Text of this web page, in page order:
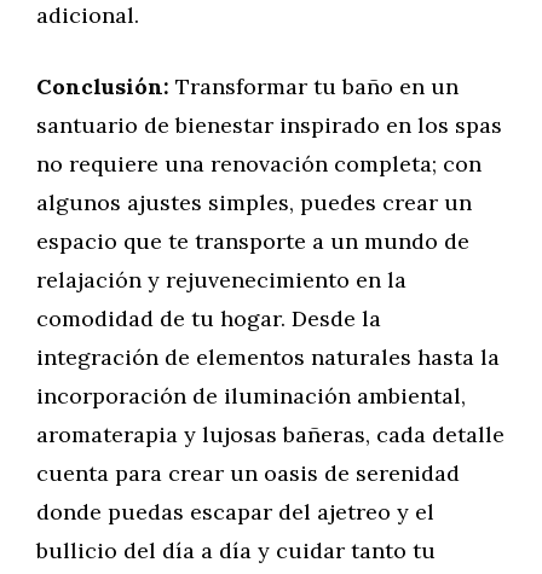
adicional.
Conclusión: Transformar tu baño en un
santuario de bienestar inspirado en los spas
no requiere una renovación completa; con
algunos ajustes simples, puedes crear un
espacio que te transporte a un mundo de
relajación y rejuvenecimiento en la
comodidad de tu hogar. Desde la
integración de elementos naturales hasta la
incorporación de iluminación ambiental,
aromaterapia y lujosas bañeras, cada detalle
cuenta para crear un oasis de serenidad
donde puedas escapar del ajetreo y el
bullicio del día a día y cuidar tanto tu